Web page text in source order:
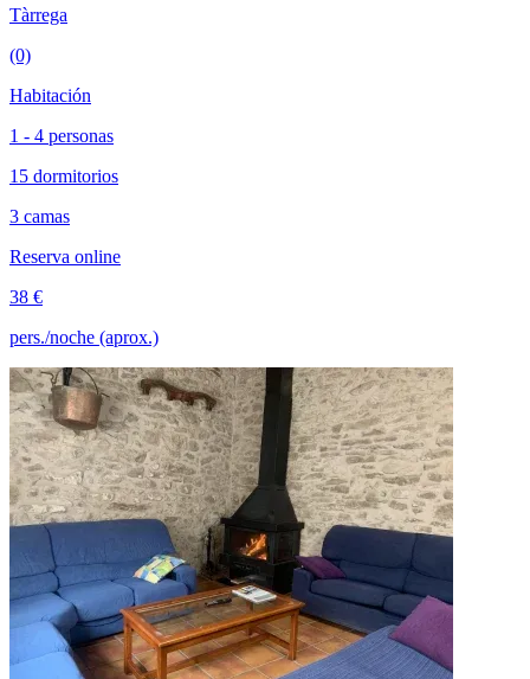
Tàrrega
(0)
Habitación
1 - 4 personas
15 dormitorios
3 camas
Reserva online
38 €
pers./noche (aprox.)